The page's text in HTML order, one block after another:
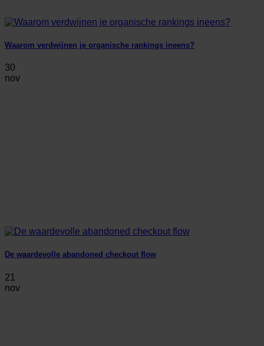
Waarom verdwijnen je organische rankings ineens?
30
nov
De waardevolle abandoned checkout flow
21
nov